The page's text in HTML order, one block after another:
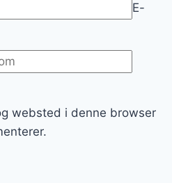
E-
websted i denne browser